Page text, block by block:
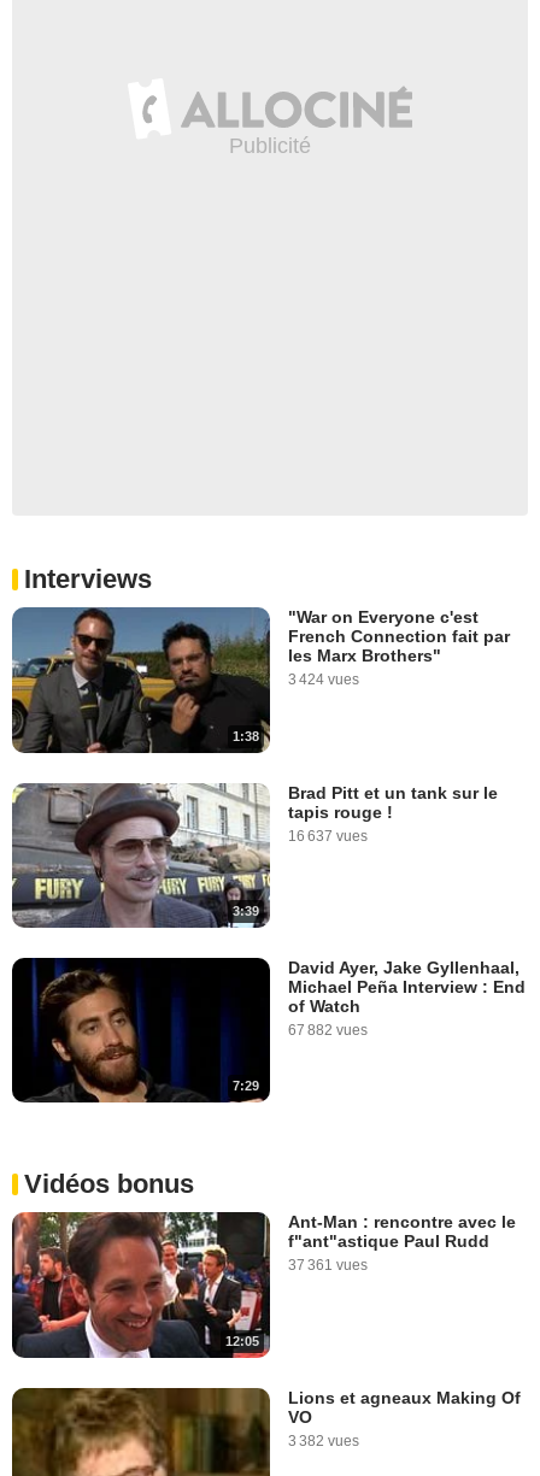
Interviews
1:38
"War on Everyone c'est
French Connection fait par
les Marx Brothers"
3 424 vues
3:39
Brad Pitt et un tank sur le
tapis rouge !
16 637 vues
7:29
David Ayer, Jake Gyllenhaal,
Michael Peña Interview : End
of Watch
67 882 vues
Vidéos bonus
12:05
Ant-Man : rencontre avec le
f"ant"astique Paul Rudd
37 361 vues
Lions et agneaux Making Of
VO
3 382 vues